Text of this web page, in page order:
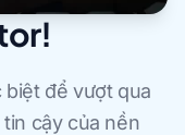
để vượt qua
cậy của nền